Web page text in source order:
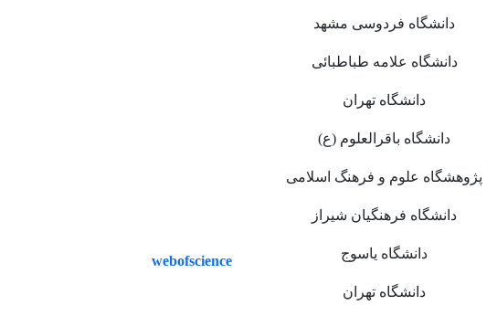
دانشگاه فردوسی مشهد
دانشگاه علامه طباطبائی
دانشگاه تهران
دانشگاه باقرالعلوم (ع)
پژوهشگاه علوم و فرهنگ اسلامی
دانشگاه فرهنگیان شیراز
دانشگاه یاسوج webofscience
دانشگاه تهران